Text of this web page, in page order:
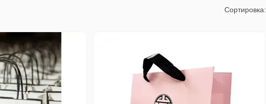
Сортировка: